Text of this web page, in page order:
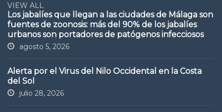
VIEW ALL
Los jabalíes que llegan a las ciudades de Málaga son
fuentes de zoonosis: más del 90% de los jabalíes
urbanos son portadores de patógenos infecciosos
agosto 5, 2026
Alerta por el Virus del Nilo Occidental en la Costa
del Sol
julio 28, 2026